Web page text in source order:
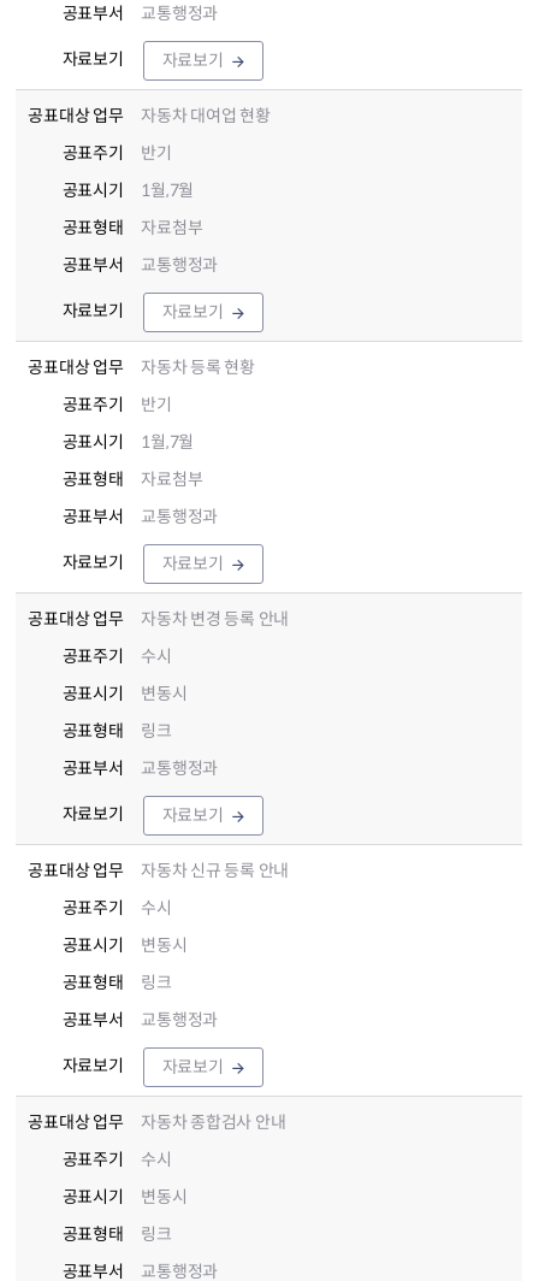
공표부서
교통행정과
자료보기 자료보기
공표대상 업무
자동차 대여업 현황
공표주기
반기
공표시기
1월,7월
공표형태
자료첨부
공표부서
교통행정과
자료보기 자료보기
공표대상 업무
자동차 등록 현황
공표주기
반기
공표시기
1월,7월
공표형태
자료첨부
공표부서
교통행정과
자료보기 자료보기
공표대상 업무
자동차 변경 등록 안내
공표주기
수시
공표시기
변동시
공표형태
링크
공표부서
교통행정과
자료보기 자료보기
공표대상 업무
자동차 신규 등록 안내
공표주기
수시
공표시기
변동시
공표형태
링크
공표부서
교통행정과
자료보기 자료보기
공표대상 업무
자동차 종합검사 안내
공표주기
수시
공표시기
변동시
공표형태
링크
공표부서
교통행정과